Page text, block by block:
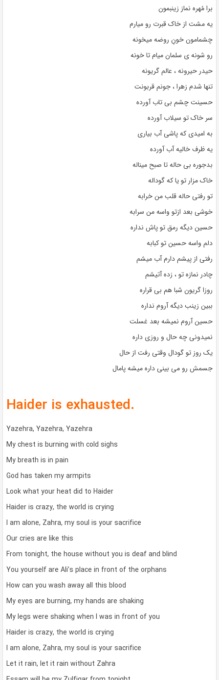
برا مُهره نماز زینبمون
یه مشت از خاک قبرت رو میارم
چشمامون خونِ روضه میخونه
رو شونه ی سلمان میام تا خونه
حیدر حیرونه ، عالم گریونه
تنها شدم زهرا ، جونم قربونت
حسینت چشم بی تاب آورده
سر خاک تو سیلاب آورده
به امیدی که پاشی آب بیاری
یه ظرف خالیه آب آورده
بدجوره بی حاله تا صبح میناله
خاک مزار تو یا که گوداله
تو رفتی حاله قلب من خرابه
خوشی بعد ازتو واسه من سرابه
حسین دیگه رمق تو پاش نداره
دلم واسه حسین تو کبابه
رفتی از پیشم دارم آب میشم
چادر نمازه تو ، زده آتیشم
روزا گریون شبا هم بی قراره
ببین زینب دیگه آروم نداره
حسین آروم نمیشه بعد غسلت
نمیدونی چه حال و روزی داره
یک روز تو گودال وقتی رفت از حال
جسمش رو می بینی داره میشه پامال
Haider is exhausted.
Yazehra, Yazehra, Yazehra
My chest is burning with cold sighs
My breath is in pain
God has taken my armpits
Look what your heat did to Haider
Haider is crazy, the world is crying
I am alone, Zahra, my soul is your sacrifice
Our cries are like this
From tonight, the house without you is deaf and blind
You yourself are Ali’s place in front of the orphans
How can you wash away all this blood
My eyes are burning, my hands are shaking
My legs were shaking when I was in front of you
Haider is crazy, the world is crying
I am alone, Zahra, my soul is your sacrifice
Let it rain, let it rain without Zahra